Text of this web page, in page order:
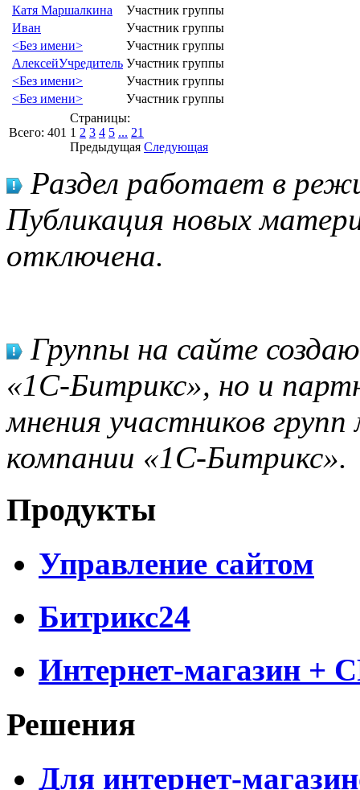
Катя Маршалкина
Участник группы
Иван
Участник группы
<Без имени>
Участник группы
АлексейУчредитель Участник группы
<Без имени>
Участник группы
<Без имени>
Участник группы
Всего: 401
Страницы:
1 2 3 4 5 ... 21
Предыдущая Следующая
Раздел работает в
Публикация новых
отключена.
Группы на сайте
«1С-Битрикс», но и
мнения участников
компании «1С-Битрикс».
Продукты
Управление сайтом
Битрикс24
Интернет-магазин +
Решения
Для интернет-